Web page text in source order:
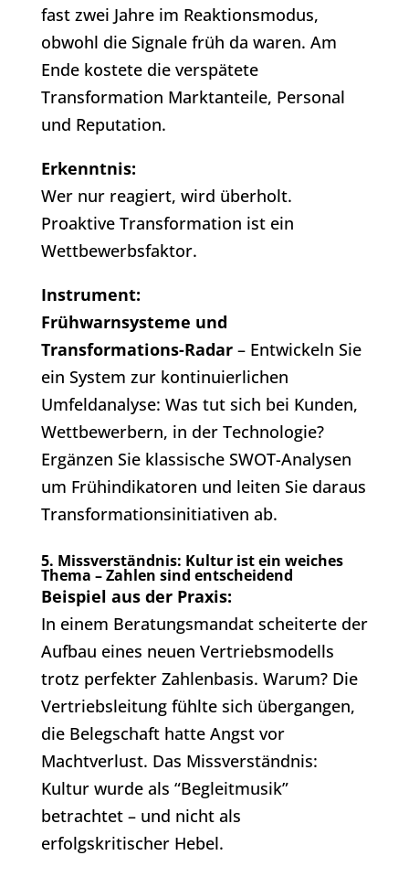
fast zwei Jahre im Reaktionsmodus,
obwohl die Signale früh da waren. Am
Ende kostete die verspätete
Transformation Marktanteile, Personal
und Reputation.
Erkenntnis:
Wer nur reagiert, wird überholt.
Proaktive Transformation ist ein
Wettbewerbsfaktor.
Instrument:
Frühwarnsysteme und
Transformations-Radar– Entwickeln Sie
ein System zur kontinuierlichen
Umfeldanalyse: Was tut sich bei Kunden,
Wettbewerbern, in der Technologie?
Ergänzen Sie klassische SWOT-Analysen
um Frühindikatoren und leiten Sie daraus
Transformationsinitiativen ab.
5. Missverständnis: Kultur ist ein weiches
Thema – Zahlen sind entscheidend
Beispiel aus der Praxis:
In einem Beratungsmandat scheiterte der
Aufbau eines neuen Vertriebsmodells
trotz perfekter Zahlenbasis. Warum? Die
Vertriebsleitung fühlte sich übergangen,
die Belegschaft hatte Angst vor
Machtverlust. Das Missverständnis:
Kultur wurde als “Begleitmusik”
betrachtet – und nicht als
erfolgskritischer Hebel.